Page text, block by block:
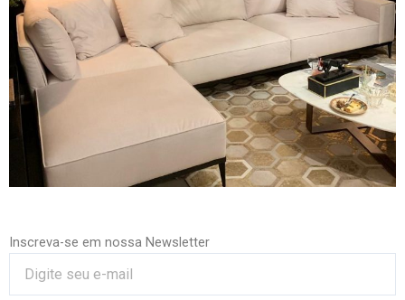
Inscreva-se em nossa Newsletter